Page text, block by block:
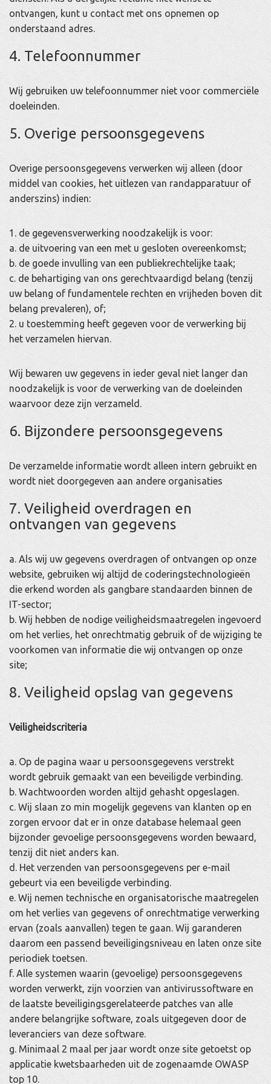
ontvangen, kunt u contact met ons opnemen op
onderstaand adres.
4. Telefoonnummer
Wij gebruiken uw telefoonnummer niet voor commerciële
doeleinden.
5. Overige persoonsgegevens
Overige persoonsgegevens verwerken wij alleen (door
middel van cookies, het uitlezen van randapparatuur of
anderszins) indien:
1. de gegevensverwerking noodzakelijk is voor:
a. de uitvoering van een met u gesloten overeenkomst;
b. de goede invulling van een publiekrechtelijke taak;
c. de behartiging van ons gerechtvaardigd belang (tenzij
uw belang of fundamentele rechten en vrijheden boven dit
belang prevaleren), of;
2. u toestemming heeft gegeven voor de verwerking bij
het verzamelen hiervan.
Wij bewaren uw gegevens in ieder geval niet langer dan
noodzakelijk is voor de verwerking van de doeleinden
waarvoor deze zijn verzameld.
6. Bijzondere persoonsgegevens
De verzamelde informatie wordt alleen intern gebruikt en
wordt niet doorgegeven aan andere organisaties
7. Veiligheid overdragen en
ontvangen van gegevens
a. Als wij uw gegevens overdragen of ontvangen op onze
website, gebruiken wij altijd de coderingstechnologieën
die erkend worden als gangbare standaarden binnen de
IT-sector;
b. Wij hebben de nodige veiligheidsmaatregelen ingevoerd
om het verlies, het onrechtmatig gebruik of de wijziging te
voorkomen van informatie die wij ontvangen op onze
site;
8. Veiligheid opslag van gegevens
Veiligheidscriteria
a. Op de pagina waar u persoonsgegevens verstrekt
wordt gebruik gemaakt van een beveiligde verbinding.
b. Wachtwoorden worden altijd gehasht opgeslagen.
c. Wij slaan zo min mogelijk gegevens van klanten op en
zorgen ervoor dat er in onze database helemaal geen
bijzonder gevoelige persoonsgegevens worden bewaard,
tenzij dit niet anders kan.
d. Het verzenden van persoonsgegevens per e-mail
gebeurt via een beveiligde verbinding.
e. Wij nemen technische en organisatorische maatregelen
om het verlies van gegevens of onrechtmatige verwerking
ervan (zoals aanvallen) tegen te gaan. Wij garanderen
daarom een passend beveiligingsniveau en laten onze site
periodiek toetsen.
f. Alle systemen waarin (gevoelige) persoonsgegevens
worden verwerkt, zijn voorzien van antivirussoftware en
de laatste beveiligingsgerelateerde patches van alle
andere belangrijke software, zoals uitgegeven door de
leveranciers van deze software.
g. Minimaal 2 maal per jaar wordt onze site getoetst op
applicatie kwetsbaarheden uit de zogenaamde OWASP
top 10.